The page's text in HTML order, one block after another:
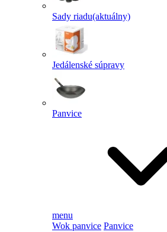
Sady riadu(aktuálny)
Jedálenské súpravy
Panvice
menu
Wok panvice Panvice